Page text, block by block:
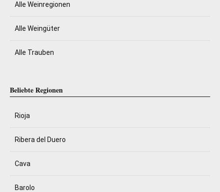
Alle Weinregionen
Alle Weingüter
Alle Trauben
Beliebte Regionen
Rioja
Ribera del Duero
Cava
Barolo